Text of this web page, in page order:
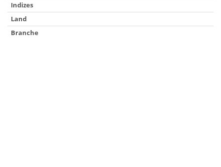
Indizes
Land
Branche